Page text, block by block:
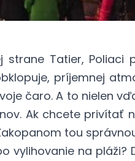
Tatier, Poliaci
príjemnej
čaro. A to nielen
Ak chcete privítať
tou
vylihovanie na pláži?